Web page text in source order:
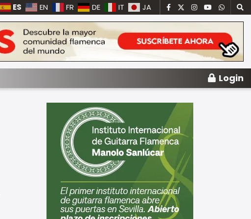
ES EN FR DE IT JA
Login